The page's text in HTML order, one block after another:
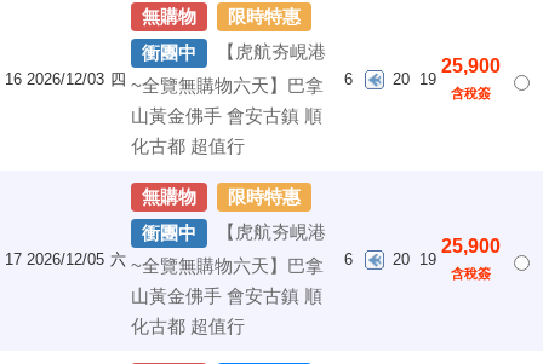
16 2026/12/03 四
無購物
限時特惠
衝團中
【虎航夯峴港
~全覽無購物六天】巴拿
山黃金佛手 會安古鎮 順
化古都 超值行
6 20 19
25,900
含稅簽
17 2026/12/05 六
無購物
限時特惠
衝團中
【虎航夯峴港
~全覽無購物六天】巴拿
山黃金佛手 會安古鎮 順
化古都 超值行
6 20 19
25,900
含稅簽